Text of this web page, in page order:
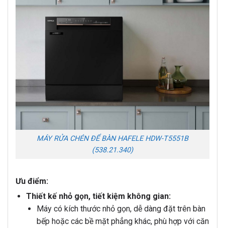
MÁY RỬA CHÉN ĐỂ BÀN HAFELE HDW-T5551B
(538.21.340)
Ưu điểm:
Thiết kế nhỏ gọn, tiết kiệm không gian:
Máy có kích thước nhỏ gọn, dễ dàng đặt trên bàn
bếp hoặc các bề mặt phẳng khác, phù hợp với căn